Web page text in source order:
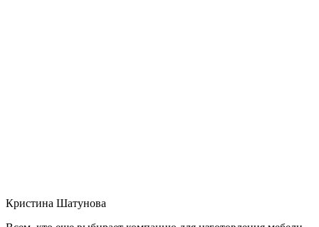
Кристина Шатунова